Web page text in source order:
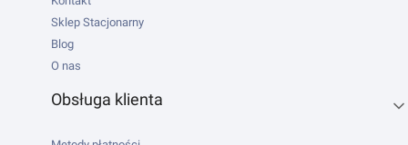
Sklep Stacjonarny
Blog
O nas
Obsługa klienta